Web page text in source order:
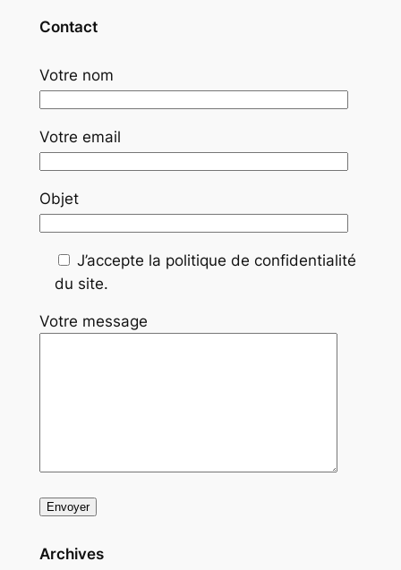
Contact
Votre nom
Votre email
Objet
J’accepte la politique de confidentialité
du site.
Votre message
Archives